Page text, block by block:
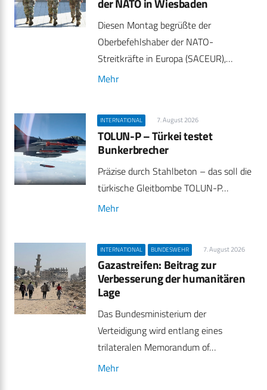
Diesen Montag begrüßte der
Oberbefehlshaber der NATO-
Streitkräfte in Europa (SACEUR),…
Mehr
INTERNATIONAL 7. August 2026
TOLUN-P – Türkei testet
Bunkerbrecher
Präzise durch Stahlbeton – das soll die
türkische Gleitbombe TOLUN-P…
Mehr
INTERNATIONAL BUNDESWEHR 7. August 2026
Gazastreifen: Beitrag zur
Verbesserung der humanitären
Lage
Das Bundesministerium der
Verteidigung wird entlang eines
trilateralen Memorandum of…
Mehr